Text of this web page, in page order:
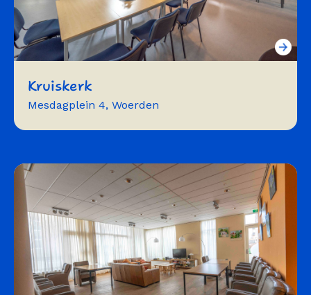
Kruiskerk
Mesdagplein 4, Woerden
trainingen presentaties
concerten